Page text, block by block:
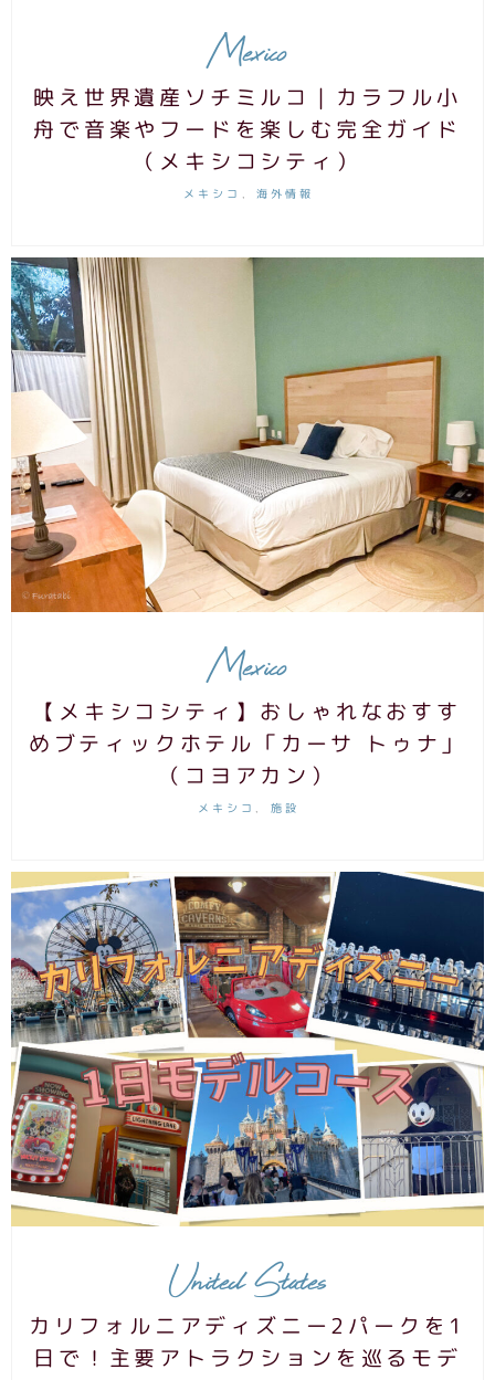
Mexico
映え世界遺産ソチミルコ｜カラフル小
舟で音楽やフードを楽しむ完全ガイド
（メキシコシティ）
メキシコ , 海外情報
Mexico
【メキシコシティ】おしゃれなおすす
めブティックホテル「カーサ トゥナ」
（コヨアカン）
メキシコ , 施設
United States
カリフォルニアディズニー2パークを1
日で！主要アトラクションを巡るモデ